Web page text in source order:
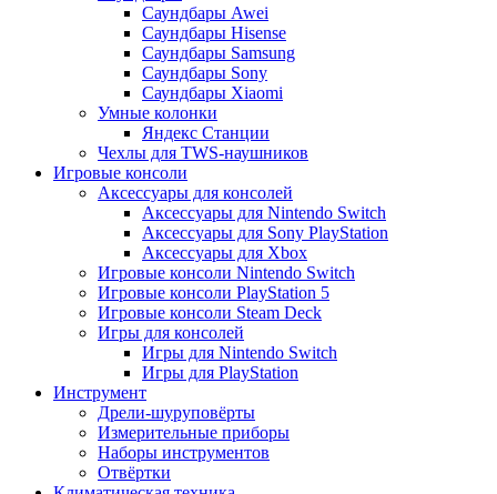
Саундбары Awei
Саундбары Hisense
Саундбары Samsung
Саундбары Sony
Саундбары Xiaomi
Умные колонки
Яндекс Станции
Чехлы для TWS-наушников
Игровые консоли
Аксессуары для консолей
Аксессуары для Nintendo Switch
Аксессуары для Sony PlayStation
Аксессуары для Xbox
Игровые консоли Nintendo Switch
Игровые консоли PlayStation 5
Игровые консоли Steam Deck
Игры для консолей
Игры для Nintendo Switch
Игры для PlayStation
Инструмент
Дрели-шуруповёрты
Измерительные приборы
Наборы инструментов
Отвёртки